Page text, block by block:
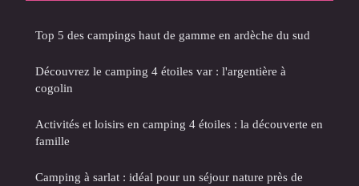
Top 5 des campings haut de gamme en ardèche du sud
Découvrez le camping 4 étoiles var : l'argentière à
cogolin
Activités et loisirs en camping 4 étoiles : la découverte en
famille
Camping à sarlat : idéal pour un séjour nature près de